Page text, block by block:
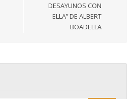
DESAYUNOS CON
ELLA” DE ALBERT
BOADELLA